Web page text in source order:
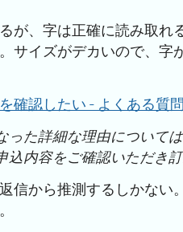
が、字は正確に読み取
サイズがデカいので、字
確認したい - よくある質
った詳細な理由について
込内容をご確認いただき
信から推測するしかな